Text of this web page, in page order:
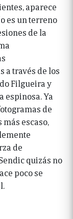
aparece
es un terreno
de la
a través de los
Filgueira y
espinosa. Ya
de
escaso,
de
quizás no
poco se